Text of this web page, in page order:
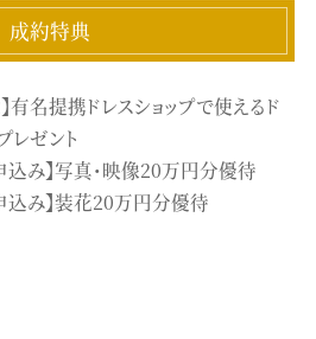
成約特典
有名提携ドレスショップで使えるド
レゼント
み】写真・映像20万円分優待
み】装花20万円分優待